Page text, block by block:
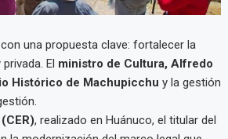
una propuesta clave: fortalecer la
El ministro de Cultura, Alfredo
Histórico de Machupicchu y la gestión
, realizado en Huánuco, el titular del